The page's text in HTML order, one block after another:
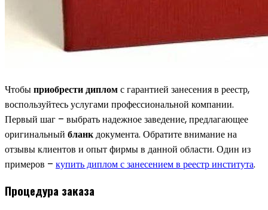
Чтобыприобрести дипломс гарантией занесения в реестр,
воспользуйтесь услугами профессиональной компании.
Первый шаг – выбрать надежное заведение, предлагающее
оригинальный бланкдокумента. Обратите внимание на
отзывы клиентов и опыт фирмы в данной области. Один из
примеров – купить диплом с занесением в реестр института.
Процедура заказа